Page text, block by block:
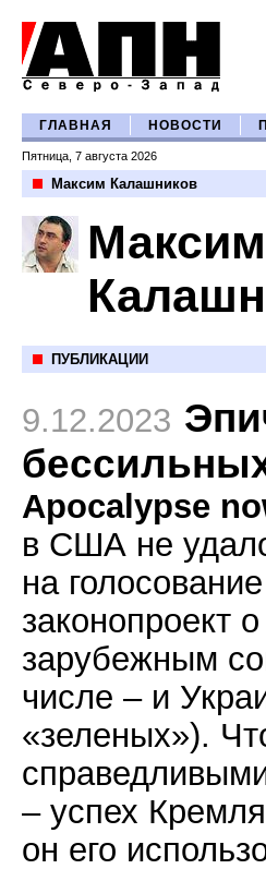
ГЛАВНАЯ НОВОСТИ
Пятница, 7 августа 2026
Максим Калашников
Максим
ПУБЛИКАЦИИ
9.12.2023
Apocalypse
в США не
на
законопроект
зарубежным
числе – и
«зеленых»).
– успех
он его